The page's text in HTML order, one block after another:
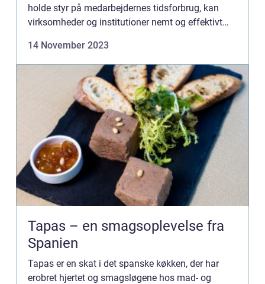
holde styr på medarbejdernes tidsforbrug, kan
virksomheder og institutioner nemt og effektivt
14 November 2023
Tapas – en smagsoplevelse fra
Spanien
Tapas er en skat i det spanske køkken, der har
erobret hjertet og smagsløgene hos mad- og